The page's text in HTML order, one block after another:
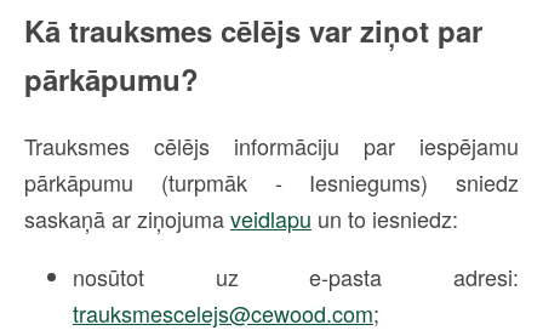
Kā trauksmes cēlējs var ziņot par
pārkāpumu?
Trauksmes cēlējs informāciju par iespējamu
pārkāpumu (turpmāk - Iesniegums) sniedz
saskaņā ar ziņojumaveidlapu un to iesniedz:
nosūtot uz e-pasta adresi:
trauksmescelejs@cewood.com;